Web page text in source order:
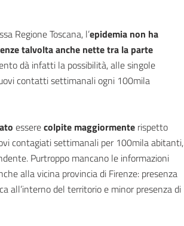
Regione Toscana, l’epidemia non ha
talvolta anche nette tra la parte
dà infatti la possibilità, alle singole
contatti settimanali ogni 100mila
esserecolpite maggiormente rispetto
contagiati settimanali per 100mila abitanti,
Purtroppo mancano le informazioni
alla vicina provincia di Firenze: presenza
all’interno del territorio e minor presenza di